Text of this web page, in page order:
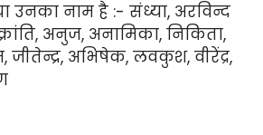
उनका नाम है :- संध्या, अरविन्द
अनुज, अनामिका, निकिता,
अभिषेक, लवकुश, वीरेंद्र,